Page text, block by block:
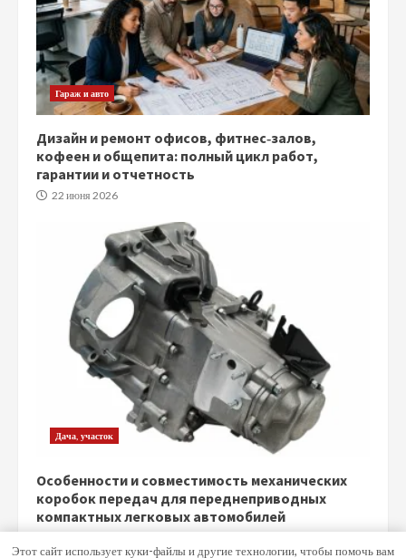
Гараж и авто
Дизайн и ремонт офисов, фитнес‑залов,
кофеен и общепита: полный цикл работ,
гарантии и отчетность
22 июня 2026
Дача, участок
Особенности и совместимость механических
коробок передач для переднеприводных
компактных легковых автомобилей
Этот сайт использует куки-файлы и другие технологии, чтобы помочь вам